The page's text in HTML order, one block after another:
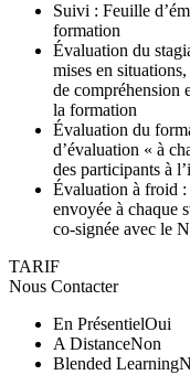
Suivi : Feuille
formation
Évaluation du
mises en
de compréhension
la formation
Évaluation du
d’évaluation « à
des participants à
Évaluation à froid :
envoyée à chaque
co-signée avec le
TARIF
Nous Contacter
En PrésentielOui
A DistanceNon
Blended Learning